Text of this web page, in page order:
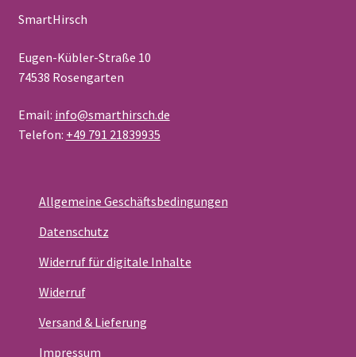
SmartHirsch
Eugen-Kübler-Straße 10
74538 Rosengarten
Email: info@smarthirsch.de
Telefon: +49 791 21839935
Allgemeine Geschäftsbedingungen
Datenschutz
Widerruf für digitale Inhalte
Widerruf
Versand & Lieferung
Impressum